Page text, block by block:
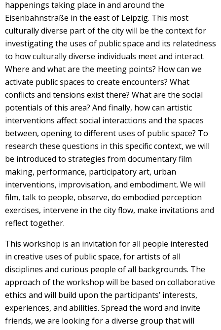
happenings taking place in and around the
Eisenbahnstraße in the east of Leipzig. This most
culturally diverse part of the city will be the context for
investigating the uses of public space and its relatedness
to how culturally diverse individuals meet and interact.
Where and what are the meeting points? How can we
activate public spaces to create encounters? What
conflicts and tensions exist there? What are the social
potentials of this area? And finally, how can artistic
interventions affect social interactions and the spaces
between, opening to different uses of public space? To
research these questions in this specific context, we will
be introduced to strategies from documentary film
making, performance, participatory art, urban
interventions, improvisation, and embodiment. We will
film, talk to people, observe, do embodied perception
exercises, intervene in the city flow, make invitations and
reflect together.
This workshop is an invitation for all people interested
in creative uses of public space, for artists of all
disciplines and curious people of all backgrounds. The
approach of the workshop will be based on collaborative
ethics and will build upon the participants’ interests,
experiences, and abilities. Spread the word and invite
friends, we are looking for a diverse group that will